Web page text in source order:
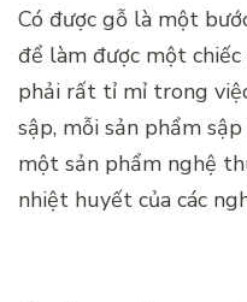
Có được gỗ là một
để làm được một
phải rất tỉ mỉ trong
sập, mỗi sản phẩm
một sản phẩm nghệ
nhiệt huyết của các